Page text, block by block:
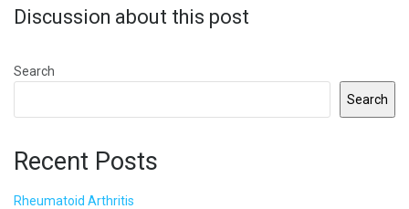
Discussion about this post
Search
Search
Recent Posts
Rheumatoid Arthritis